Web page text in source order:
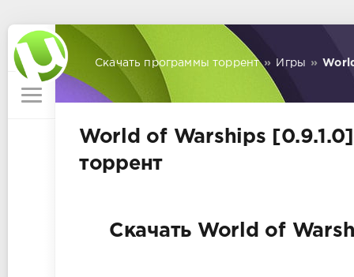
Скачать программы торрент » Игры »
World of Warships
торрент
Скачать World of